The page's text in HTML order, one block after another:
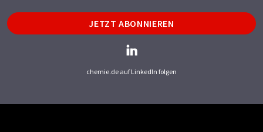
JETZT ABONNIEREN
chemie.de auf LinkedIn folgen